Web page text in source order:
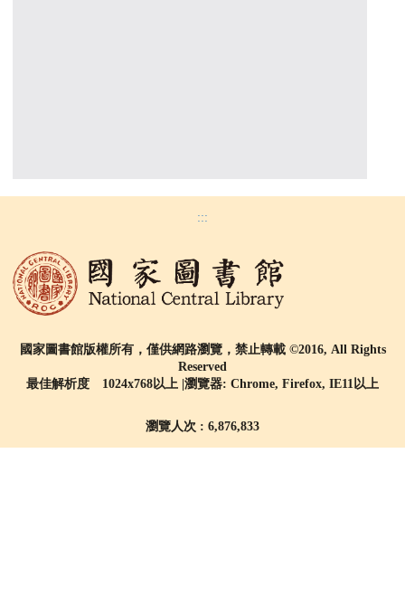
:::
國家圖書館版權所有，僅供網路瀏覽，禁止轉載 ©2016, All Rights
Reserved
最佳解析度 1024x768以上 |瀏覽器: Chrome, Firefox, IE11以上
瀏覽人次 : 6,876,833